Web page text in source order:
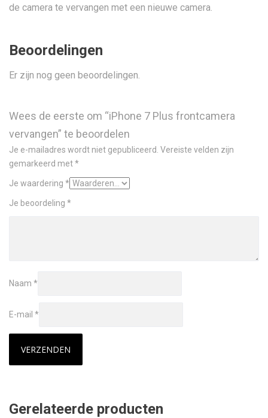
de camera te vervangen met een nieuwe camera.
Beoordelingen
Er zijn nog geen beoordelingen.
Wees de eerste om “iPhone 7 Plus frontcamera
vervangen” te beoordelen
Je e-mailadres wordt niet gepubliceerd. Vereiste velden zijn
gemarkeerd met*
Je waardering *
Je beoordeling *
Naam *
E-mail *
Gerelateerde producten